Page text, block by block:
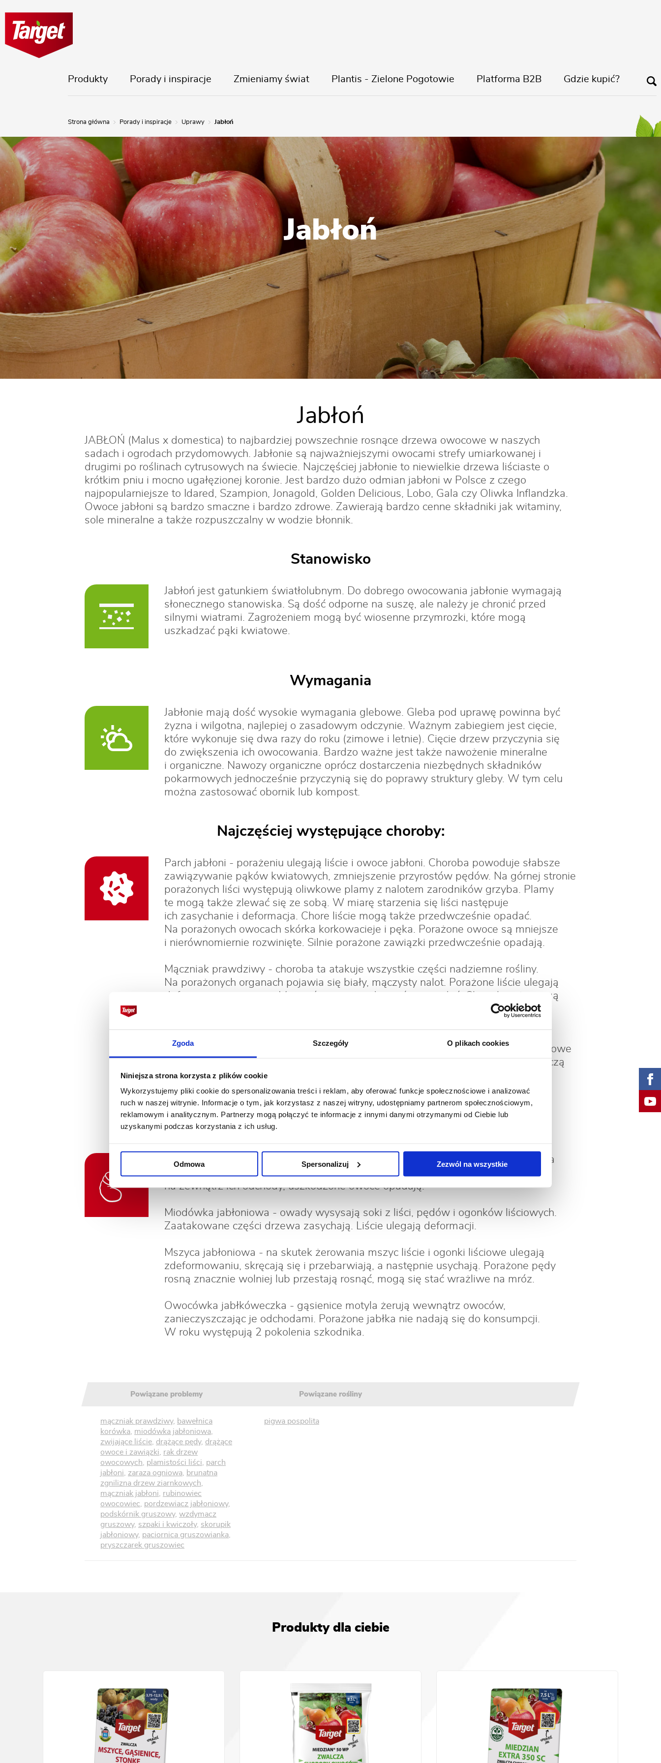
Zgoda Szczegóły O plikach cookies
Niniejsza strona korzysta z plików cookie
Wykorzystujemy pliki cookie do spersonalizowania treści i reklam, aby oferować funkcje społecznościowe i analizować
ruch w naszej witrynie. Informacje o tym, jak korzystasz z naszej witryny, udostępniamy partnerom społecznościowym,
reklamowym i analitycznym. Partnerzy mogą połączyć te informacje z innymi danymi otrzymanymi od Ciebie lub
uzyskanymi podczas korzystania z ich usług.
Odmowa Spersonalizuj Zezwól na wszystkie
Produkty Porady i inspiracje Zmieniamy świat Plantis - Zielone Pogotowie Platforma B2B Gdzie kupić?
Strona główna Porady i inspiracje Uprawy Jabłoń
Jabłoń
Jabłoń
JABŁOŃ (Malus x domestica) to najbardziej powszechnie rosnące drzewa owocowe w naszych
sadach i ogrodach przydomowych. Jabłonie są najważniejszymi owocami strefy umiarkowanej i
drugimi po roślinach cytrusowych na świecie. Najczęściej jabłonie to niewielkie drzewa liściaste o
krótkim pniu i mocno ugałęzionej koronie. Jest bardzo dużo odmian jabłoni w Polsce z czego
najpopularniejsze to Idared, Szampion, Jonagold, Golden Delicious, Lobo, Gala czy Oliwka Inflandzka.
Owoce jabłoni są bardzo smaczne i bardzo zdrowe. Zawierają bardzo cenne składniki jak witaminy,
sole mineralne a także rozpuszczalny w wodzie błonnik.
Stanowisko
Jabłoń jest gatunkiem światłolubnym. Do dobrego owocowania jabłonie wymagają
słonecznego stanowiska. Są dość odporne na suszę, ale należy je chronić przed
silnymi wiatrami. Zagrożeniem mogą być wiosenne przymrozki, które mogą
uszkadzać pąki kwiatowe.
Wymagania
Jabłonie mają dość wysokie wymagania glebowe. Gleba pod uprawę powinna być
żyzna i wilgotna, najlepiej o zasadowym odczynie. Ważnym zabiegiem jest cięcie,
które wykonuje się dwa razy do roku (zimowe i letnie). Cięcie drzew przyczynia się
do zwiększenia ich owocowania. Bardzo ważne jest także nawożenie mineralne
i organiczne. Nawozy organiczne oprócz dostarczenia niezbędnych składników
pokarmowych jednocześnie przyczynią się do poprawy struktury gleby. W tym celu
można zastosować obornik lub kompost.
Najczęściej występujące choroby:
Parch jabłoni - porażeniu ulegają liście i owoce jabłoni. Choroba powoduje słabsze
zawiązywanie pąków kwiatowych, zmniejszenie przyrostów pędów. Na górnej stronie
porażonych liści występują oliwkowe plamy z nalotem zarodników grzyba. Plamy
te mogą także zlewać się ze sobą. W miarę starzenia się liści następuje
ich zasychanie i deformacja. Chore liście mogą także przedwcześnie opadać.
Na porażonych owocach skórka korkowacieje i pęka. Porażone owoce są mniejsze
i nierównomiernie rozwinięte. Silnie porażone zawiązki przedwcześnie opadają.
Mączniak prawdziwy - choroba ta atakuje wszystkie części nadziemne rośliny.
Na porażonych organach pojawia się biały, mączysty nalot. Porażone liście ulegają
deformacji i zwijają się. Mogą również przedwcześnie opadać. Chore kwiaty mogą
być drobniejsze i słabiej rozwinięte. Zainfekowane owoce są rdzawe
Brunatna zgnilizna drzew ziarnkowych - na porażonych owocach tworzą się brązowe
plamy, na których pojawiają się skupiska zarodników. Silnie porażone owoce kurczą
się, a następnie wysychają. Część z nich opada z drzewa a część na drzewie
pozostaje. Porażeniu mogą również ulegać kwiaty i pędy jabłoni.
Najczęściej występujące szkodniki:
Owocnica jabłkowa - larwy minują zawiązki owoców, a wgryzając się do wnętrza
zawiązków uszkadzają je. Z otworów wydrążonych przez larwy wydostają się
na zewnątrz ich odchody, uszkodzone owoce opadają.
Miodówka jabłoniowa - owady wysysają soki z liści, pędów i ogonków liściowych.
Zaatakowane części drzewa zasychają. Liście ulegają deformacji.
Mszyca jabłoniowa - na skutek żerowania mszyc liście i ogonki liściowe ulegają
zdeformowaniu, skręcają się i przebarwiają, a następnie usychają. Porażone pędy
rosną znacznie wolniej lub przestają rosnąć, mogą się stać wrażliwe na mróz.
Owocówka jabłkóweczka - gąsienice motyla żerują wewnątrz owoców,
zanieczyszczając je odchodami. Porażone jabłka nie nadają się do konsumpcji.
W roku występują 2 pokolenia szkodnika.
Powiązane problemy Powiązane rośliny
mączniak prawdziwy, bawełnica
korówka, miodówka jabłoniowa,
zwijające liście, drążące pędy, drążące
owoce i zawiązki, rak drzew
owocowych, plamistości liści, parch
jabłoni, zaraza ogniowa, brunatna
zgnilizna drzew ziarnkowych,
mączniak jabłoni, rubinowiec
owocowiec, pordzewiacz jabłoniowy,
podskórnik gruszowy, wzdymacz
gruszowy, szpaki i kwiczoły, skorupik
jabłoniowy, paciornica gruszowianka,
pryszczarek gruszowiec
pigwa pospolita
Produkty dla ciebie